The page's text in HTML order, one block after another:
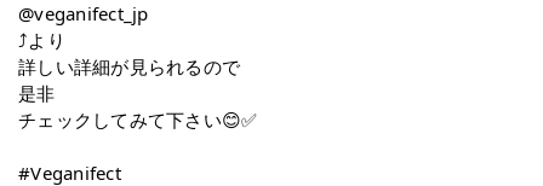
@veganifect_jp
⤴より
詳しい詳細が見られるので
是非
チェックしてみて下さい😊✅
#Veganifect